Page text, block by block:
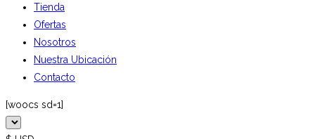
Tienda
Ofertas
Nosotros
Nuestra Ubicación
Contacto
[woocs sd=1]